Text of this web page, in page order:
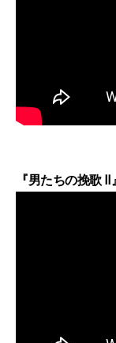
『男たちの挽歌